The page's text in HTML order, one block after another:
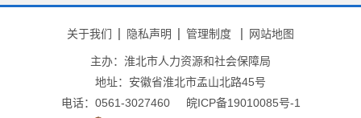
关于我们 隐私声明 管理制度 网站地图
主办：淮北市人力资源和社会保障局
地址：安徽省淮北市孟山北路45号
电话：0561-3027460
皖ICP备19010085号-1